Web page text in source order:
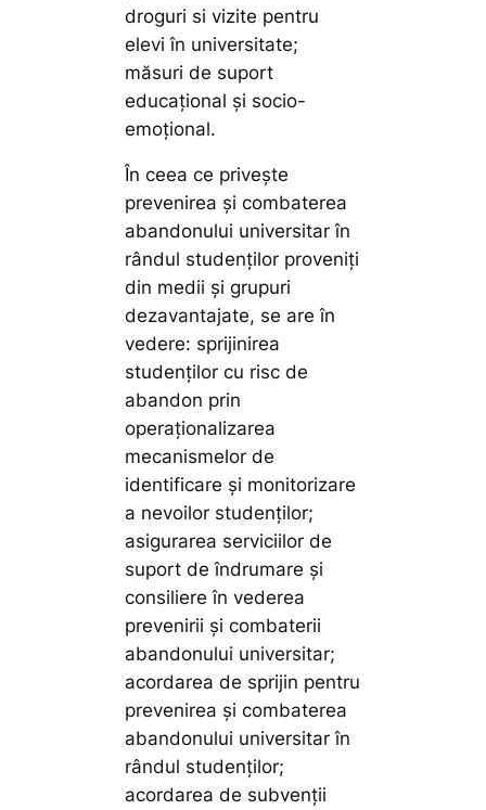
droguri si vizite pentru
elevi în universitate;
măsuri de suport
educațional și socio-
emoțional.
În ceea ce privește
prevenirea și combaterea
abandonului universitar în
rândul studenților proveniți
din medii și grupuri
dezavantajate, se are în
vedere: sprijinirea
studenților cu risc de
abandon prin
operaționalizarea
mecanismelor de
identificare și monitorizare
a nevoilor studenților;
asigurarea serviciilor de
suport de îndrumare și
consiliere în vederea
prevenirii și combaterii
abandonului universitar;
acordarea de sprijin pentru
prevenirea și combaterea
abandonului universitar în
rândul studenților;
acordarea de subvenții